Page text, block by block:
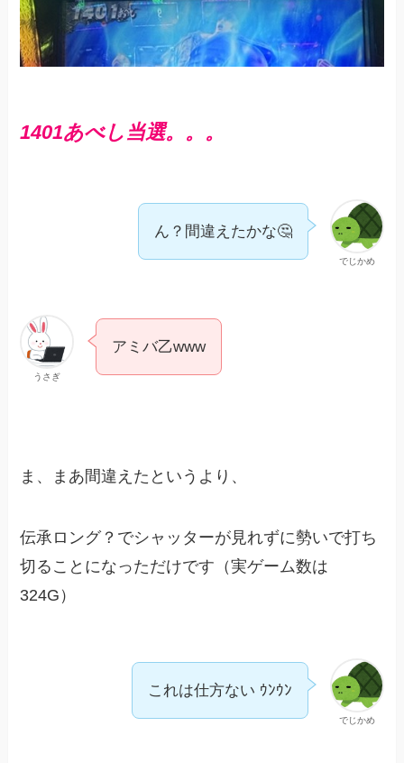
1401あべし当選。。。
でじかめ
ん？間違えたかな🤔
うさぎ
アミバ乙www
ま、まあ間違えたというより、
伝承ロング？でシャッターが見れずに勢いで打ち
切ることになっただけです（実ゲーム数は
324G）
でじかめ
これは仕方ない ｳﾝｳﾝ